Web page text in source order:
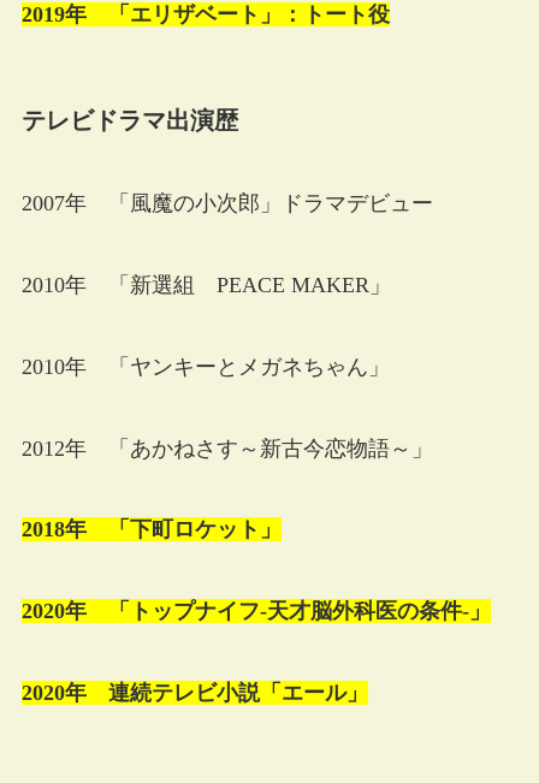
2019年 「エリザベート」：トート役
テレビドラマ出演歴
2007年 「風魔の小次郎」ドラマデビュー
2010年 「新選組 PEACE MAKER」
2010年 「ヤンキーとメガネちゃん」
2012年 「あかねさす～新古今恋物語～」
2018年 「下町ロケット」
2020年 「トップナイフ‐天才脳外科医の条件‐」
2020年 連続テレビ小説「エール」